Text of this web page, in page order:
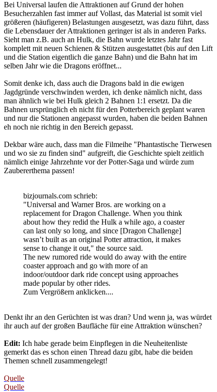
Bei Universal laufen die Attraktionen auf Grund der hohen
Besucherzahlen fast immer auf Vollast, das Material ist somit viel
größeren (häufigeren) Belastungen ausgesetzt, was dazu führt, dass
die Lebensdauer der Attraktionen geringer ist als in anderen Parks.
Sieht man z.B. auch an Hulk, die Bahn wurde letztes Jahr fast
komplett mit neuen Schienen & Stützen ausgestattet (bis auf den Lift
und die Station eigentlich die ganze Bahn) und die Bahn hat im
selben Jahr wie die Dragons eröffnet...
Somit denke ich, dass auch die Dragons bald in die ewigen
Jagdgründe verschwinden werden, ich denke nämlich nicht, dass
man ähnlich wie bei Hulk gleich 2 Bahnen 1:1 ersetzt. Da die
Bahnen ursprünglich eh nicht für den Potterbereich geplant waren
und nur die Stationen angepasst wurden, haben die beiden Bahnen
eh noch nie richtig in den Bereich gepasst.
Dekbar wäre auch, dass man die Filmeihe "Phantastische Tierwesen
und wo sie zu finden sind" aufgreift, die Geschichte spielt zeitlich
nämlich einige Jahrzehnte vor der Potter-Saga und würde zum
Zaubererthema passen!
bizjournals.com schrieb:
"Universal and Warner Bros. are working on a
replacement for Dragon Challenge. When you think
about how they redid the Hulk a while ago, a coaster
can last only so long, and since [Dragon Challenge]
wasn’t built as an original Potter attraction, it makes
sense to change it out," the source said.
The new rumored ride would do away with the entire
coaster approach and go with more of an
indoor/outdoor dark ride concept using approaches
made popular by other rides.
Zum Vergrößern anklicken....
Denkt ihr an den Gerüchten ist was dran? Und wenn ja, was würdet
ihr auch auf der großen Baufläche für eine Attraktion wünschen?
Edit: Ich habe gerade beim Einpflegen in die Neuheitenliste
gemerkt das es schon einen Thread dazu gibt, habe die beiden
Themen schnell zusammengelegt!
Quelle
Quelle